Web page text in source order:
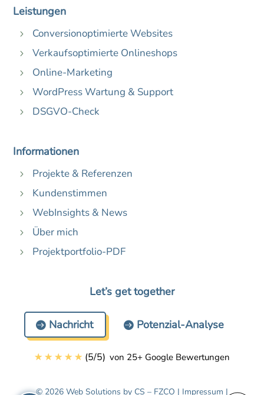
Leistungen
5 Conversionoptimierte Websites
5 Verkaufsoptimierte Onlineshops
5 Online-Marketing
5 WordPress Wartung & Support
5 DSGVO-Check
Informationen
5 Projekte & Referenzen
5 Kundenstimmen
5 WebInsights & News
5 Über mich
5 Projektportfolio-PDF
Let’s get together
Nachricht Potenzial-Analyse
☆ ☆ ☆ ☆ ☆ (5/5) von 25+ Google Bewertungen
© 2026 Web Solutions by CS – FZCO | Impressum |